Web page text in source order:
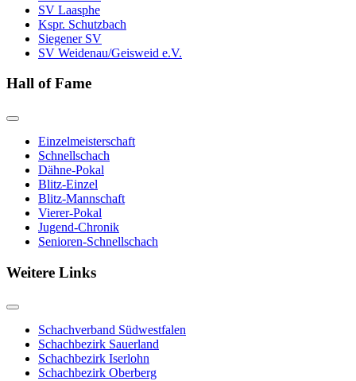
SV Laasphe
Kspr. Schutzbach
Siegener SV
SV Weidenau/Geisweid e.V.
Hall of Fame
Einzelmeisterschaft
Schnellschach
Dähne-Pokal
Blitz-Einzel
Blitz-Mannschaft
Vierer-Pokal
Jugend-Chronik
Senioren-Schnellschach
Weitere Links
Schachverband Südwestfalen
Schachbezirk Sauerland
Schachbezirk Iserlohn
Schachbezirk Oberberg